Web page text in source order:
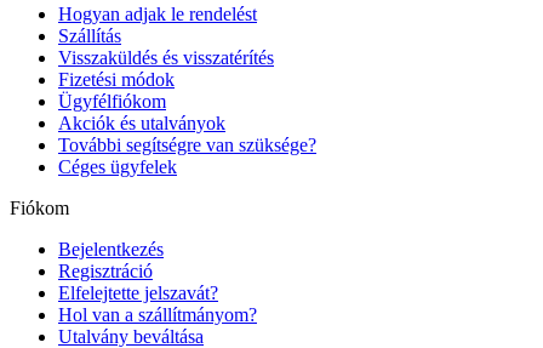
Hogyan adjak le rendelést
Szállítás
Visszaküldés és visszatérítés
Fizetési módok
Ügyfélfiókom
Akciók és utalványok
További segítségre van szüksége?
Céges ügyfelek
Fiókom
Bejelentkezés
Regisztráció
Elfelejtette jelszavát?
Hol van a szállítmányom?
Utalvány beváltása